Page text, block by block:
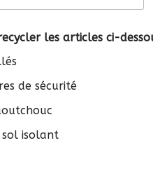
les articles ci-
de sécurité
sol isolant